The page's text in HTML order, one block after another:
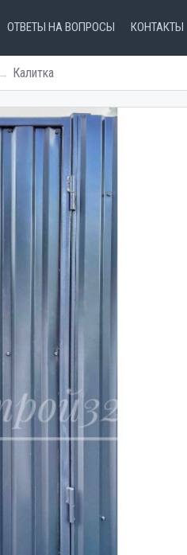
ОТВЕТЫ НА ВОПРОСЫ КОНТАКТЫ
Калитка